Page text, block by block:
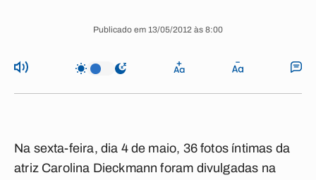
Publicado em 13/05/2012 às 8:00
Na sexta-feira, dia 4 de maio, 36 fotos íntimas da
atriz Carolina Dieckmann foram divulgadas na